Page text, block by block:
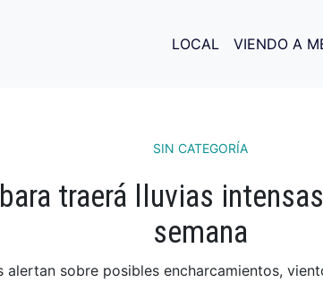
LOCAL VIENDO A
SIN CATEGORÍA
traerá lluvias
semana
alertan sobre posibles encharcamientos,